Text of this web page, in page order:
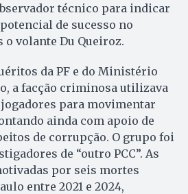
técnico para indicar
de sucesso no
o volante Du Queiroz.
da PF e do Ministério
a facção criminosa utilizava
para movimentar
ainda com apoio de
de corrupção. O grupo foi
de “outro PCC”. As
por seis mortes
entre 2021 e 2024,